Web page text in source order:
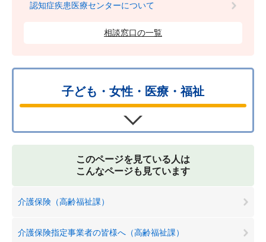
認知症疾患医療センターについて
相談窓口の一覧
子ども・女性・医療・福祉
このページを見ている人は
こんなページも見ています
介護保険（高齢福祉課）
介護保険指定事業者の皆様へ（高齢福祉課）